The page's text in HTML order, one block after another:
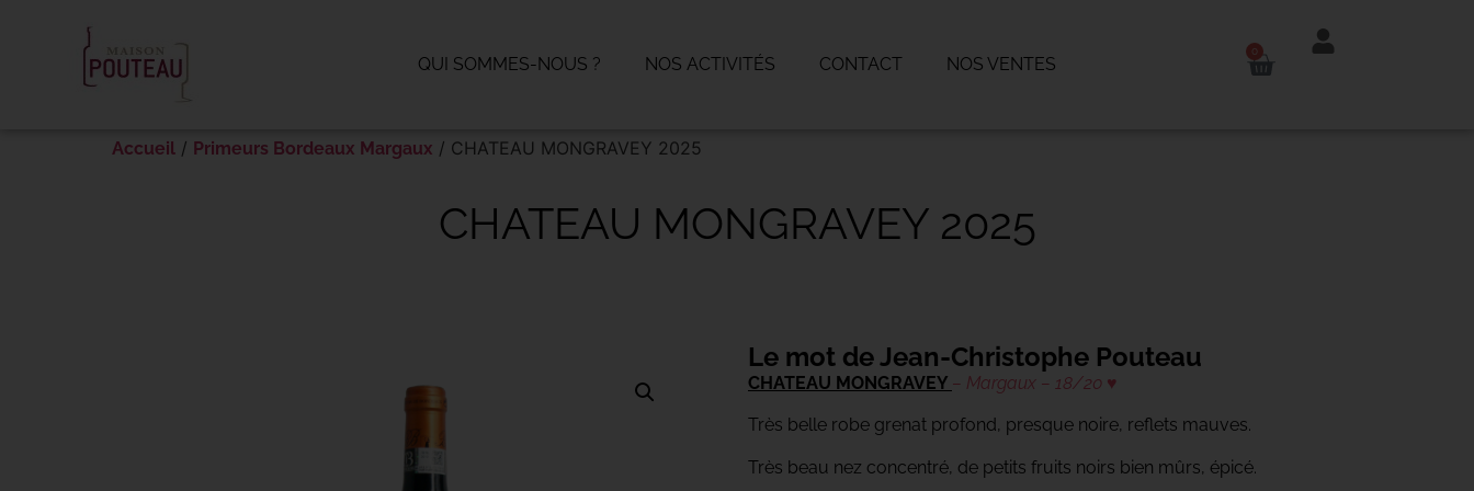
QUI SOMMES-NOUS ? NOS ACTIVITÉS CONTACT NOS VENTES
Accueil / Primeurs Bordeaux Margaux / CHATEAU MONGRAVEY 2025
CHATEAU MONGRAVEY 2025
Le mot de Jean-Christophe Pouteau
CHATEAU MONGRAVEY – Margaux – 18/20 ♥
Très belle robe grenat profond, presque noire, reflets mauves.
Très beau nez concentré, de petits fruits noirs bien mûrs, épicé.